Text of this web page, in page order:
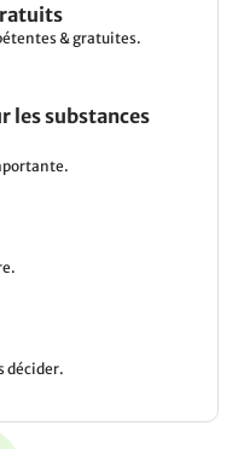
& gratuites.
les substances
décider.